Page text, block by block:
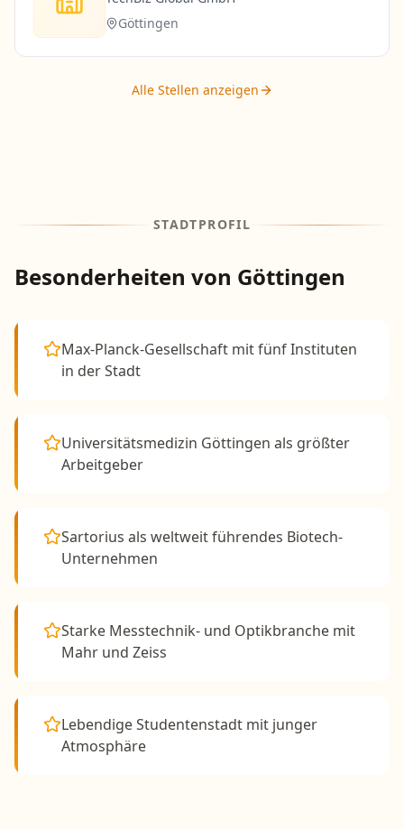
Göttingen
Alle Stellen anzeigen
STADTPROFIL
Besonderheiten von Göttingen
Max-Planck-Gesellschaft mit fünf Instituten
in der Stadt
Universitätsmedizin Göttingen als größter
Arbeitgeber
Sartorius als weltweit führendes Biotech-
Unternehmen
Starke Messtechnik- und Optikbranche mit
Mahr und Zeiss
Lebendige Studentenstadt mit junger
Atmosphäre